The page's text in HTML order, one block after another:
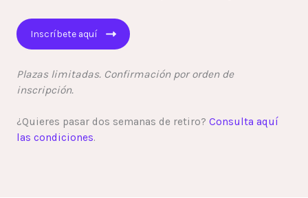
Inscríbete aquí
Plazas limitadas. Confirmación por orden de
inscripción.
¿Quieres pasar dos semanas de retiro? Consulta aquí
las condiciones.